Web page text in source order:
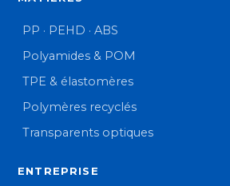
PP · PEHD · ABS
Polyamides & POM
TPE & élastomères
Polymères recyclés
Transparents optiques
ENTREPRISE